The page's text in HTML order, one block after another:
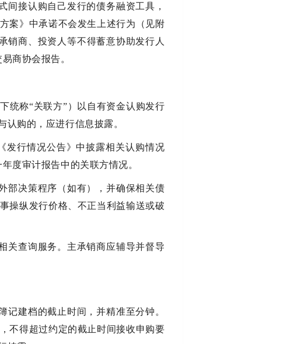
间接认购自己发行的债务融资工具，
案》中承诺不会发生上述行为（见附
销商、投资人等不得蓄意协助发行人
商协会报告。
统称“关联方”）以自有资金认购发行
购的，应进行信息披露。
发行情况公告》中披露相关认购情况
度审计报告中的关联方情况。
部决策程序（如有），并确保相关债
操纵发行价格、不正当利益输送或破
关查询服务。主承销商应辅导并督导
记建档的截止时间，并精准至分钟。
不得超过约定的截止时间接收申购要